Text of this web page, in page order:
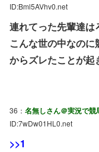
ID:Bml5AVhv0.net
連れてった先輩達は
こんな世の中なの
からズレたことが起
36： 名無しさん＠実況で競
ID:7wDw01HL0.net
>>1